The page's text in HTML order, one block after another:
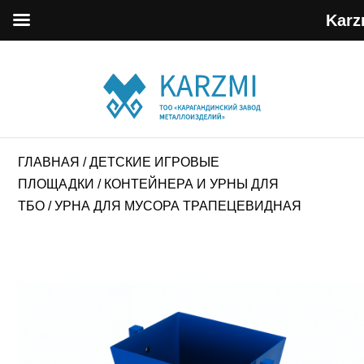
ГЛАВНАЯ /ДЕТСКИЕ ИГРОВЫЕ
ПЛОЩАДКИ / КОНТЕЙНЕРА И УРНЫ ДЛЯ
ТБО / УРНА ДЛЯ МУСОРА ТРАПЕЦЕВИДНАЯ